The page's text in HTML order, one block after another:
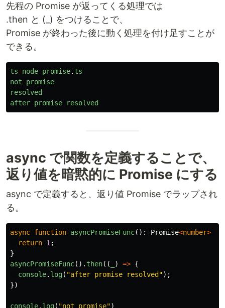
先程の Promise が返ってくる処理では
.then と (_) をつけることで、
Promise が終わった後に動く処理を付け足すことが
できる。
ts-node promise. ts
not
promise
resolved
after promise resolved
async で関数を定義することで、
返り値を暗黙的に Promise にする
async で定義すると、返り値 Promise でラップされ
る。
async function asyncPromiseFunc(): Promise<number>
return 1 ;
}
asyncPromiseFunc(). then(( ) => {
console. log( "after promise resolved ");
})
console. log( "not promise")